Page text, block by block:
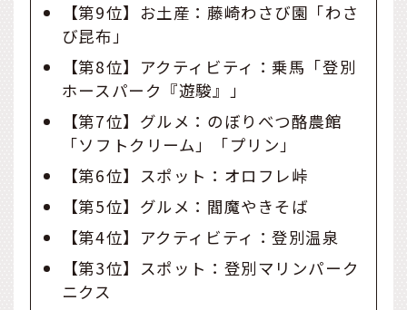
【第9位】お土産：藤崎わさび園「わさ
び昆布」
【第8位】アクティビティ：乗馬「登別
ホースパーク『遊駿』」
【第7位】グルメ：のぼりべつ酪農館
「ソフトクリーム」「プリン」
【第6位】スポット：オロフレ峠
【第5位】グルメ：閻魔やきそば
【第4位】アクティビティ：登別温泉
【第3位】スポット：登別マリンパーク
ニクス